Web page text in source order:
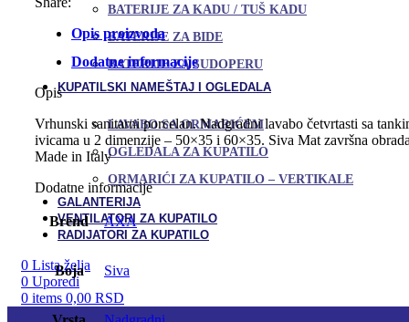
BATERIJE ZA KADU / TUŠ KADU
BATERIJE ZA BIDE
BATERIJE ZA SUDOPERU
KUPATILSKI NAMEŠTAJ I OGLEDALA
LAVABO SA ORMARIĆEM
OGLEDALA ZA KUPATILO
ORMARIĆI ZA KUPATILO – VERTIKALE
GALANTERIJA
VENTILATORI ZA KUPATILO
RADIJATORI ZA KUPATILO
0 Lista želja
0 Uporedi
0 items 0,00 RSD
Opis proizvoda
Dodatne informacije
Opis
Vrhunski sanitarni porcelan. Nadgradni lavabo četvrtasti sa
ivicama u 2 dimenzije – 50×35 i 60×35. Siva Mat završna
Made in Italy
Dodatne informacije
Brend AXA
Boja Siva